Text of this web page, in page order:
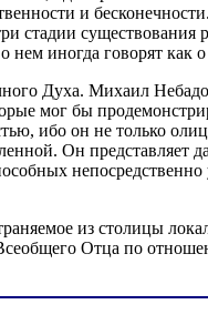
и бесконечности.
стадии
нем иногда говорят как
Духа. Михаил
мог бы
ибо он не только
Он
из столицы
Отца по